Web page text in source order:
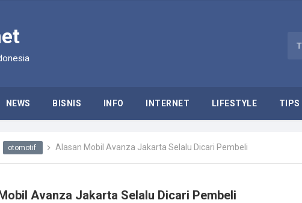
NEWS BISNIS INFO INTERNET LIFESTYLE TIPS
otomotif Alasan Mobil Avanza Jakarta Selalu Dicari Pembeli
Avanza Jakarta Selalu Dicari Pembeli